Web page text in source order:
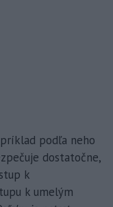
podľa neho
dostatočne,
k
k umelým